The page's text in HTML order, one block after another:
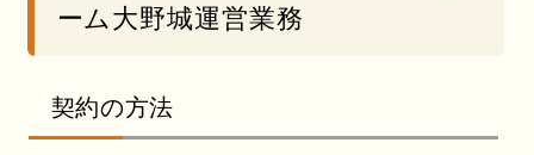
ーム大野城運営業務
契約の方法